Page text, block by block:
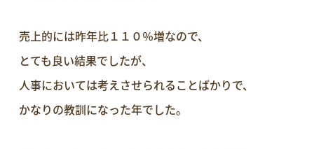
売上的には昨年比１１０％増なので、
とても良い結果でしたが、
人事においては考えさせられることばかりで、
かなりの教訓になった年でした。